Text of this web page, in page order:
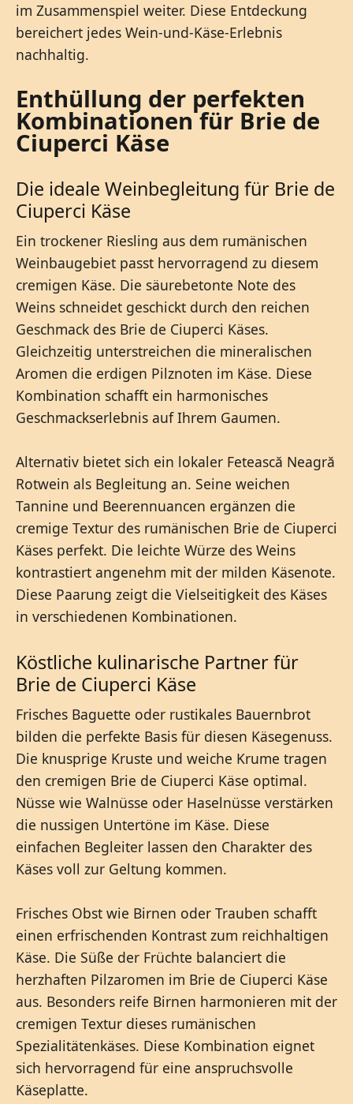
im Zusammenspiel weiter. Diese Entdeckung
bereichert jedes Wein-und-Käse-Erlebnis
nachhaltig.
Enthüllung der perfekten
Kombinationen für Brie de
Ciuperci Käse
Die ideale Weinbegleitung für Brie de
Ciuperci Käse
Ein trockener Riesling aus dem rumänischen
Weinbaugebiet passt hervorragend zu diesem
cremigen Käse. Die säurebetonte Note des
Weins schneidet geschickt durch den reichen
Geschmack des Brie de Ciuperci Käses.
Gleichzeitig unterstreichen die mineralischen
Aromen die erdigen Pilznoten im Käse. Diese
Kombination schafft ein harmonisches
Geschmackserlebnis auf Ihrem Gaumen.
Alternativ bietet sich ein lokaler Fetească Neagră
Rotwein als Begleitung an. Seine weichen
Tannine und Beerennuancen ergänzen die
cremige Textur des rumänischen Brie de Ciuperci
Käses perfekt. Die leichte Würze des Weins
kontrastiert angenehm mit der milden Käsenote.
Diese Paarung zeigt die Vielseitigkeit des Käses
in verschiedenen Kombinationen.
Köstliche kulinarische Partner für
Brie de Ciuperci Käse
Frisches Baguette oder rustikales Bauernbrot
bilden die perfekte Basis für diesen Käsegenuss.
Die knusprige Kruste und weiche Krume tragen
den cremigen Brie de Ciuperci Käse optimal.
Nüsse wie Walnüsse oder Haselnüsse verstärken
die nussigen Untertöne im Käse. Diese
einfachen Begleiter lassen den Charakter des
Käses voll zur Geltung kommen.
Frisches Obst wie Birnen oder Trauben schafft
einen erfrischenden Kontrast zum reichhaltigen
Käse. Die Süße der Früchte balanciert die
herzhaften Pilzaromen im Brie de Ciuperci Käse
aus. Besonders reife Birnen harmonieren mit der
cremigen Textur dieses rumänischen
Spezialitätenkäses. Diese Kombination eignet
sich hervorragend für eine anspruchsvolle
Käseplatte.